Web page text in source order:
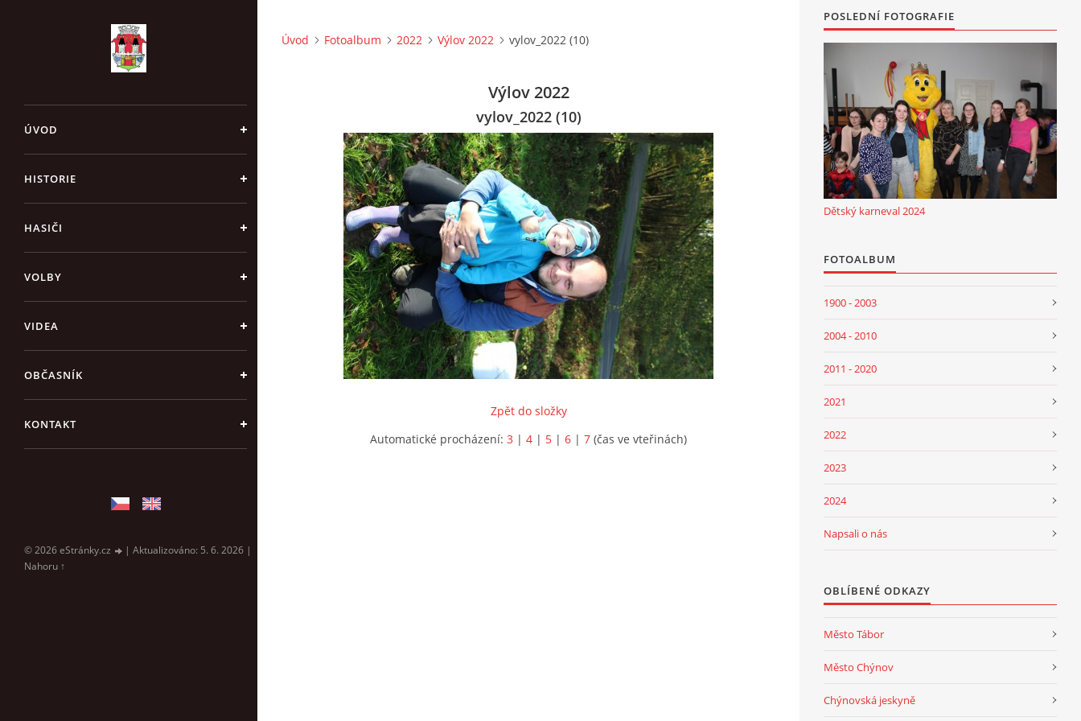
ÚVOD
HISTORIE
HASIČI
VOLBY
VIDEA
OBČASNÍK
KONTAKT
© 2026 eStránky.cz | Aktualizováno: 5. 6. 2026 |
Nahoru ↑
Úvod Fotoalbum 2022 Výlov 2022 vylov_2022 (10)
Výlov 2022
vylov_2022 (10)
Zpět do složky
Automatické procházení: 3 | 4 | 5 | 6 | 7 (čas ve vteřinách)
POSLEDNÍ FOTOGRAFIE
Dětský karneval 2024
FOTOALBUM
1900 - 2003
2004 - 2010
2011 - 2020
2021
2022
2023
2024
Napsali o nás
OBLÍBENÉ ODKAZY
Město Tábor
Město Chýnov
Chýnovská jeskyně